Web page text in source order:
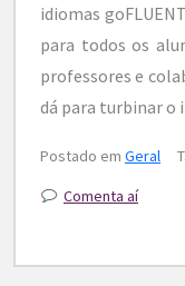
idiomas
para todos os
professores e
dá para turbinar
Postado em Geral
Comenta aí